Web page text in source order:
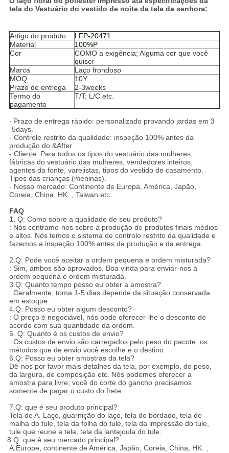
tela do Vestuário do vestido de noite da tela da senhora:
Artigo do produto
LFP-20471
Material
100%P
Cor
COMO a exigência; Alguma cor que você
quiser
Marca
Laço frondoso
MOQ
10Y
Prazo de entrega
2-3weeks
Termo do
pagamento
T/T; L/C etc.
- Prazo de entrega rápido: personalizado provando jardas em 3
-5days.
- Controle restrito da qualidade: inspeção 100% antes da
produção do &After
- Cliente: Para todos os tipos do vestuário das mulheres,
fábricas do vestuário das mulheres, vendedores inteiros,
agentes da fonte, varejistas, tipos do vestido de casamento.
Tipos das crianças (meninas).
- Nosso mercado: Continente de Europa, América, Japão,
Coreia, China, HK. , Taiwan etc.
FAQ
1. Q: Como sobre a qualidade de seu produto?
: Nós centramo-nos sobre a produção de produtos finais médios
e altos. Nós temos o sistema de controlo restrito da qualidade e
fazemos a inspeção 100% antes da produção e da entrega.
2.Q: Pode você aceitar a ordem pequena e ordem misturada?
: Sim, ambos são aprovados. Boa vinda para enviar-nos a
ordem pequena e ordem misturada.
3.Q: Quanto tempo posso eu obter a amostra?
: Geralmente, toma 1-5 dias depende da situação conservada
em estoque.
4.Q: Posso eu obter algum desconto?
: O preço é negociável, nós pode oferecer-lhe o desconto de
acordo com sua quantidade da ordem.
5. Q: Quanto é os custos de envio?
: Os custos de envio são carregados pelo peso do pacote, os
métodos que de envio você escolhe e o destino.
6.Q: Posso eu obter amostras da tela?
Dê-nos por favor mais detalhes da tela, por exemplo, do peso,
da largura, de composição etc. Nós podemos oferecer a
amostra para livre, você do corte do gancho precisamos
somente de pagar o custo do frete.
7.Q: que é seu produto principal?
Tela de A. Laço, guarnição do laço, tela do bordado, tela de
malha do tule, tela da folha do tule, tela da impressão do tule,
tule que reune a tela, tela da lantejoula do tule.
8.Q: que é seu mercado principal?
A.Europe, continente de América, Japão, Coreia, China, HK. ,